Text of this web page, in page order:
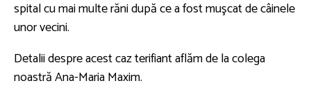
spital cu mai multe răni după ce a fost muşcat de câinele
unor vecini.
Detalii despre acest caz terifiant aflăm de la colega
noastră Ana-Maria Maxim.